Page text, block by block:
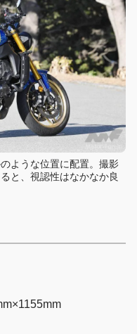
ような位置に配置。撮影
と、視認性はなかなか良